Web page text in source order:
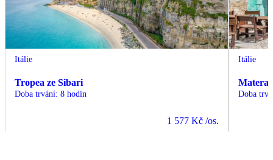
Itálie
Tropea ze Sibari
Doba trvání: 8 hodin
1 577 Kč /os.
Itálie
Matera
Doba